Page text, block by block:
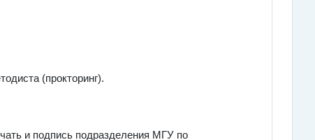
(прокторинг).
и подпись подразделения МГУ по